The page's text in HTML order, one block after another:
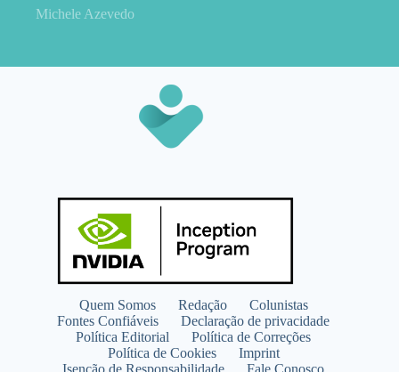
Michele Azevedo
Quem Somos Redação
Colunistas
Fontes Confiáveis
Declaração de privacidade
Política Editorial
Política de Correções
Política de Cookies
Imprint
Isenção de Responsabilidade
Fale Conosco